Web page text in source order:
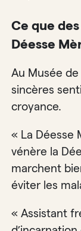
Ce que
Déesse
Au Musée
sincères
croyance.
« La Déesse
vénère la
marchent
éviter les
« Assistant